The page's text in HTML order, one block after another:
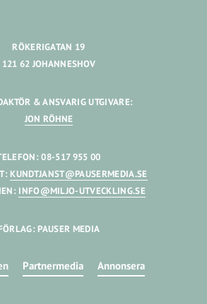
RÖKERIGATAN 19
121 62 JOHANNESHOV
& ANSVARIG UTGIVARE:
JON RÖHNE
08-517 955 00
KUNDTJANST@PAUSERMEDIA.SE
INFO@MILJO-UTVECKLING.SE
PAUSER MEDIA
Partnermedia Annonsera